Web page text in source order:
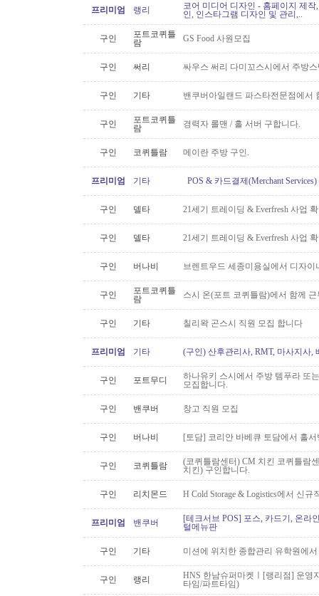
프리미엄 랭리
코어 미디어 디자인 - 홈페이지 제
인, 인스타그램 디자인 및 관리,..
구인
포트코퀴틀
람
GS Food 사원모집
구인 써리 싸우스 써리 다미꼬스시에서 주방
구인 기타 밴쿠버아일랜드 파스타전문점에서
구인
포트코퀴틀
람
경력자 롤맨 / 홀 서버 구합니다.
구인 코퀴틀람 메이란 주방 구인.
프리미엄 기타 POS & 카드결제(Merchant
구인 델타 21세기 트레이딩 & Everfresh 사업
구인 델타 21세기 트레이딩 & Everfresh 사업
구인 버나비 브렌트우드 세종미용실에서 디자이
구인
포트코퀴틀
람
스시 온(포트 코퀴틀람)에서 함께
구인 기타 칠리왁 곤스시 직원 모집 합니다
프리미엄 기타 (구인) 산후관리사, RMT, 마사지사,
구인 포트무디
하나유키 스시에서 주방 템푸라 또
모집합니다.
구인 밴쿠버 창고 직원 모집
구인 버나비 [토담] 코리안 바베큐 토담에서 홀
구인 코퀴틀람
(코퀴틀람센터) CM 치킨 코퀴틀람
치킨) 구인합니다.
구인 리치몬드 H Cold Storage & Logistics에서 신규
프리미엄 밴쿠버
[테크서브 POS] 포스, 카드기, 온라
털메뉴판
구인 기타 미션에 위치한 종합관리 유학원에
구인 랭리
HNS 한남슈퍼마켓ㅣ[랭리점] 운영
타임/파트타임)